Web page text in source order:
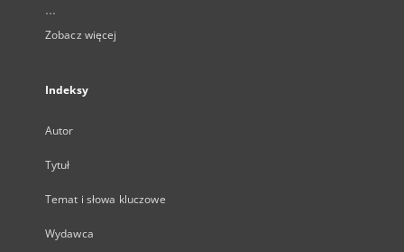
...
Zobacz więcej
Indeksy
Autor
Tytuł
Temat i słowa kluczowe
Wydawca